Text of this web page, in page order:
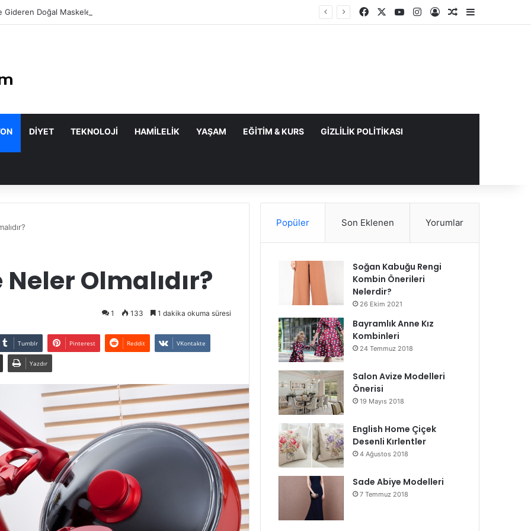
Gideren Doğal Maskeler Nasıl Yapılır? FacebookYouTubeInstagram
Kayıt OlRastgele Makale
Kenar
DIYET TEKNOLOJI HAMILELIK YAŞAM EĞITIM & KURS GIZLILIK POLITIKASI
Olmalıdır?
1 133 1 dakika okuma süresi
Tumblr Pinterest Reddit VKontakte
Yazdır
Popüler Son Eklenen Yorumlar
Soğan Kabuğu Rengi
Kombin Önerileri
Nelerdir?
26 Ekim 2021
Bayramlık Anne Kız
Kombinleri
24 Temmuz 2018
Salon Avize Modelleri
Önerisi
19 Mayıs 2018
English Home Çiçek
Desenli Kırlentler
4 Ağustos 2018
Sade Abiye Modelleri
7 Temmuz 2018